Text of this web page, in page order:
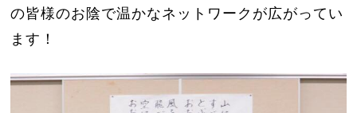
の皆様のお陰で温かなネットワークが広がってい
ます！